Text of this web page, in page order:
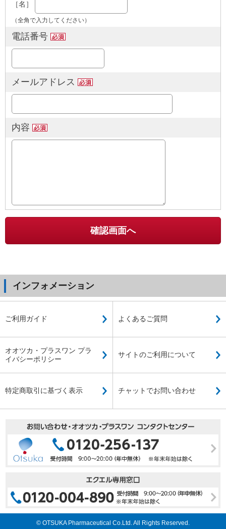
［名］
（全角で入力してください）
電話番号
メールアドレス
内容
インフォメーション
ご利用ガイド よくあるご質問
オオツカ・プラスワン プラ
イバシーポリシー
サイトのご利用について
特定商取引に基づく表示 チャットでお問い合わせ
© OTSUKA Pharmaceutical Co.Ltd. All Rights Reserved.